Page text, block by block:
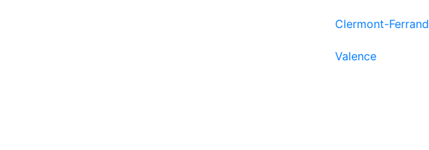
Clermont-Ferrand
Valence